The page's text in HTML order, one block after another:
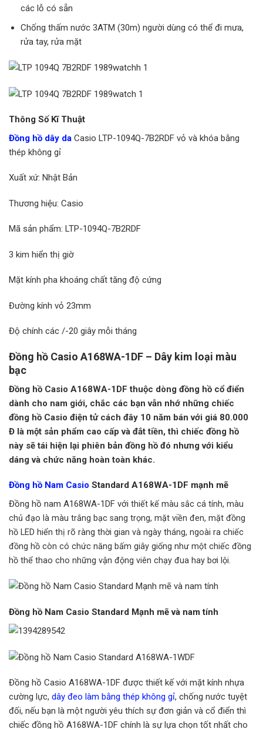
các lỗ có sẵn
Chống thấm nước 3ATM (30m) người dùng có thể đi mưa,
rửa tay, rửa mặt
Thông Số Kĩ Thuật
Đồng hồ dây da Casio LTP-1094Q-7B2RDF vỏ và khóa bằng
thép không gỉ
Xuất xứ: Nhật Bản
Thương hiệu: Casio
Mã sản phẩm: LTP-1094Q-7B2RDF
3 kim hiển thị giờ
Mặt kính pha khoáng chất tăng độ cứng
Đường kính vỏ 23mm
Độ chính các /-20 giây mỗi tháng
Đồng hồ Casio A168WA-1DF – Dây kim loại màu
bạc
Đồng hồ Casio A168WA-1DF thuộc dòng đồng hồ cổ điển
dành cho nam giới, chắc các bạn vẫn nhớ những chiếc
đồng hồ Casio điện tử cách đây 10 năm bán với giá 80.000
Đ là một sản phẩm cao cấp và đắt tiền, thì chiếc đồng hồ
này sẽ tái hiện lại phiên bản đồng hồ đó nhưng với kiểu
dáng và chức năng hoàn toàn khác.
Đồng hồ Nam Casio Standard A168WA-1DF mạnh mẽ
Đồng hồ nam A168WA-1DF với thiết kế màu sắc cá tính, màu
chủ đạo là màu trắng bạc sang trọng, mặt viền đen, mặt đồng
hồ LED hiển thị rõ ràng thời gian và ngày tháng, ngoài ra chiếc
đồng hồ còn có chức năng bấm giây giống như một chiếc đồng
hồ thể thao cho những vận động viên chạy đua hay bơi lội.
Đồng hồ Nam Casio Standard Mạnh mẽ và nam tính
Đồng hồ Casio A168WA-1DF được thiết kế với mặt kính nhựa
cường lực, dây đeo làm bằng thép không gỉ, chống nước tuyệt
đối, nếu bạn là một người yêu thích sự đơn giản và cổ điển thì
chiếc đồng hồ A168WA-1DF chính là sự lựa chọn tốt nhất cho